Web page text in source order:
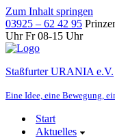
Zum Inhalt springen
03925 – 62 42 95
Uhr Fr 08-15 Uhr
Staßfurter URANIA e.V.
Eine Idee, eine Bewegung,
Start
Aktuelles